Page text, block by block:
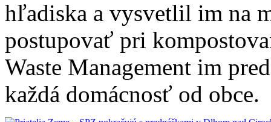
hľadiska a vysvetlil im na
postupovať pri
Waste Management im
každá domácnosť od obce.